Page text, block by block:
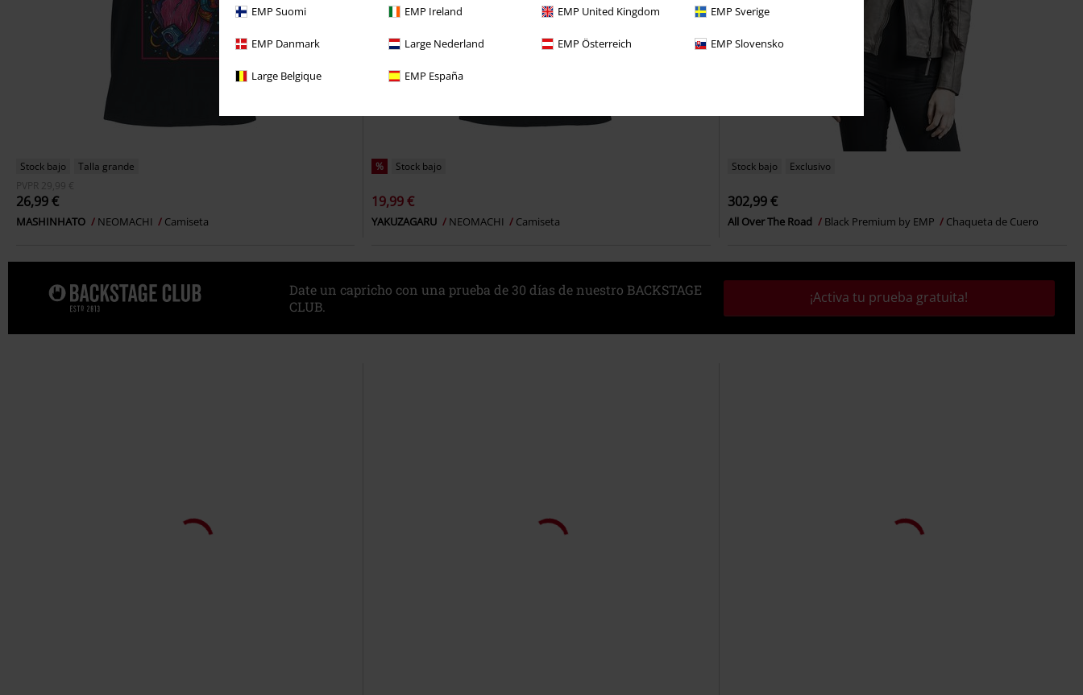
EMP Suomi EMP Ireland EMP United Kingdom EMP Sverige
EMP Danmark Large Nederland EMP Österreich EMP Slovensko
Large Belgique EMP España
Stock bajo
Talla grande
PVPR 29,99 €
26,99 €
MASHINHATO NEOMACHI Camiseta
% Stock bajo
19,99 €
YAKUZAGARU NEOMACHI Camiseta
Stock bajo Exclusivo
302,99 €
All Over The Road Black Premium by EMP Chaqueta de Cuero
Date un capricho con una prueba de 30 días de nuestro BACKSTAGE
CLUB.
¡Activa tu prueba gratuita!